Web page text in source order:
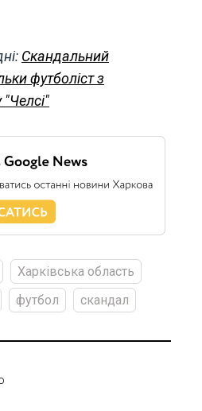
Скандальний
футболіст з
Харківська область
футбол скандал